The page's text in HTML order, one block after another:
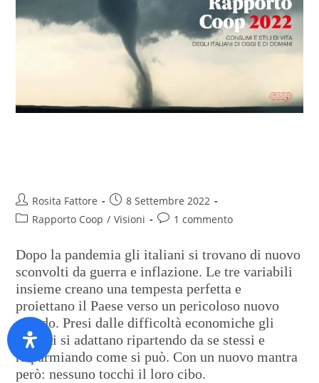
Rosita Fattore
8 Settembre 2022
Rapporto Coop / Visioni 1 commento
Dopo la pandemia gli italiani si trovano di nuovo
sconvolti da guerra e inflazione. Le tre variabili
insieme creano una tempesta perfetta e
proiettano il Paese verso un pericoloso nuovo
mondo. Presi dalle difficoltà economiche gli
italiani si adattano ripartendo da se stessi e
risparmiando come si può. Con un nuovo mantra
però: nessuno tocchi il loro cibo.